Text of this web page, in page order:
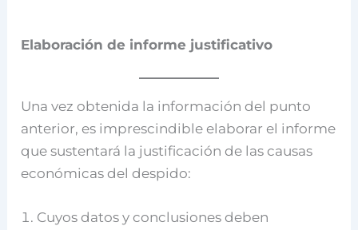
Elaboración de informe justificativo
Una vez obtenida la información del punto
anterior, es imprescindible elaborar el informe
que sustentará la justificación de las causas
económicas del despido:
Cuyos datos y conclusiones deben